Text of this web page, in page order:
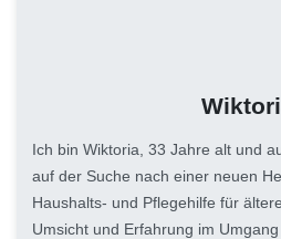
Ich bin Wiktoria, 33 Jahre alt und
auf der Suche nach einer neuen
Haushalts- und Pflegehilfe für
Umsicht und Erfahrung im